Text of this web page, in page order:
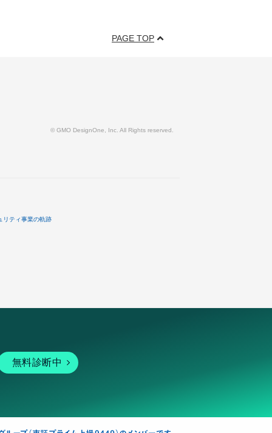
PAGE TOP
© GMO DesignOne, Inc. All Rights reserved.
リティ事業の軌跡
無料診断中